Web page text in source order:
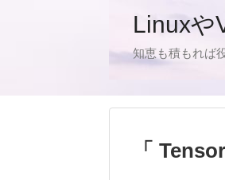
Linuxや
知恵も積もれば
「